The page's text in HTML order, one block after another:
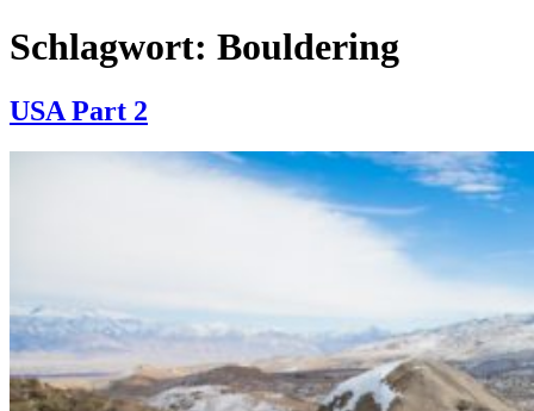
Schlagwort: Bouldering
USA Part 2